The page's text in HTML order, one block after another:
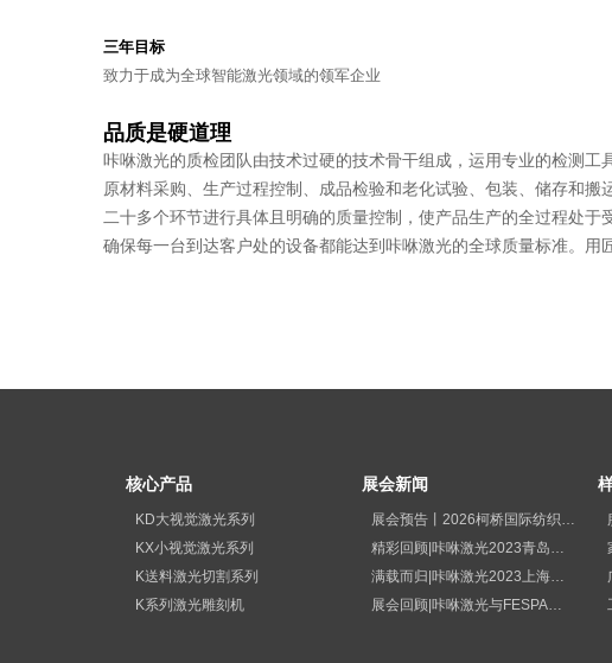
三年目标
致力于成为全球智能激光领域的领军企业
品质是硬道理
咔咻激光的质检团队由技术过硬的技术骨干组成，运用专业的检测工
原材料采购、生产过程控制、成品检验和老化试验、包装、储存和搬
二十多个环节进行具体且明确的质量控制，使产品生产的全过程处于
确保每一台到达客户处的设备都能达到咔咻激光的全球质量标准。 用
核心产品
KD大视觉激光系列
KX小视觉激光系列
K送料激光切割系列
K系列激光雕刻机
展会新闻
展会预告丨2026柯桥国际纺织品印花工业展览会
精彩回顾|咔咻激光2023青岛国际纺织品印花工业展览会再次出圈
满载而归|咔咻激光2023上海广印展精彩回顾！
展会回顾|咔咻激光与FESPA德国展直击现场